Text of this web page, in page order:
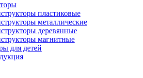
пластиковые
металлические
деревянные
магнитные
для детей